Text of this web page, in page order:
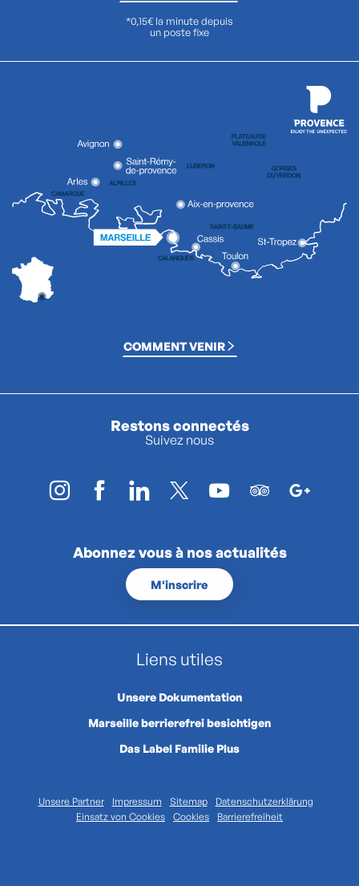
*0,15€ la minute depuis
un poste fixe
COMMENT VENIR
Restons connectés
Suivez nous
Abonnez vous à nos actualités
M'inscrire
Liens utiles
Unsere Dokumentation
Marseille berrierefrei besichtigen
Das Label Familie Plus
Unsere Partner Impressum Sitemap
Datenschutzerklärung
Einsatz von Cookies
Cookies Barrierefreiheit